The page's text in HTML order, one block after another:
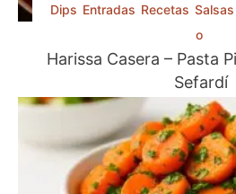
Dips Entradas Recetas Salsas
o
Harissa Casera – Pasta
Sefardí